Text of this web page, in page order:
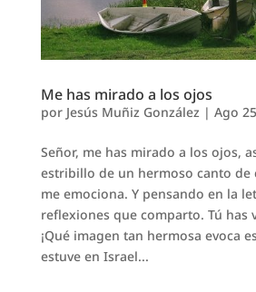
Me has mirado a los ojos
por Jesús Muñiz González | Ago
Señor, me has mirado a los ojos,
estribillo de un hermoso canto de
me emociona. Y pensando en la
reflexiones que comparto. Tú has
¡Qué imagen tan hermosa evoca
estuve en Israel...